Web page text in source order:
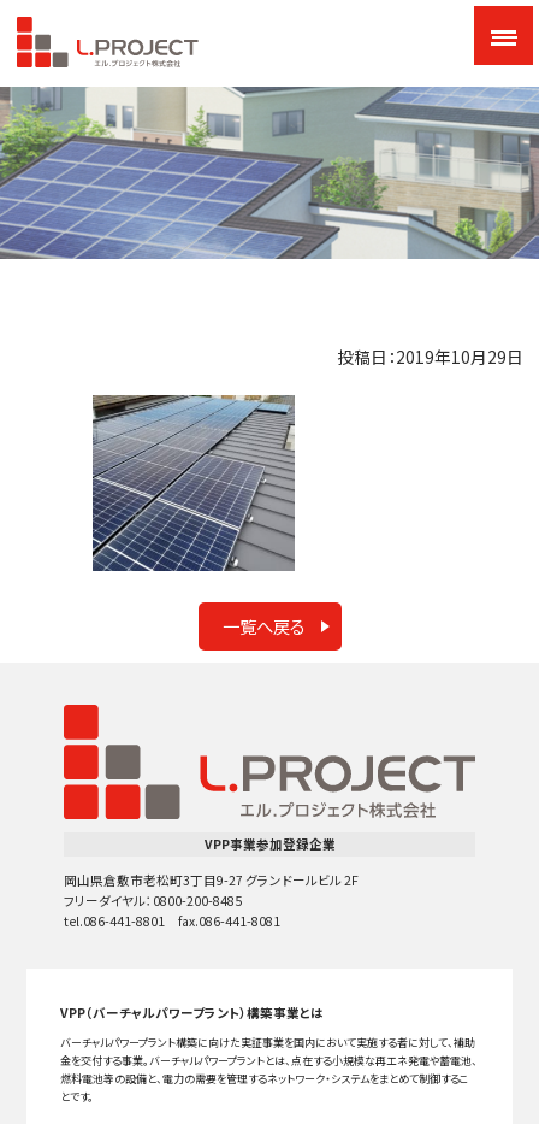
投稿日：2019年10月29日
一覧へ戻る
VPP事業参加登録企業
岡山県倉敷市老松町3丁目9-27 グランドールビル 2F
フリーダイヤル：0800-200-8485
tel.086-441-8801 fax.086-441-8081
VPP（バーチャルパワープラント）構築事業とは
バーチャルパワープラント構築に向けた実証事業を国内において実施する者に対して、補助
金を交付する事業。バーチャルパワープラントとは、点在する小規模な再エネ発電や蓄電池、
燃料電池等の設備と、電力の需要を管理するネットワーク・システムをまとめて制御するこ
とです。